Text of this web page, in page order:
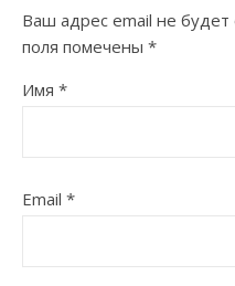
Ваш адрес email не будет
поля помечены *
Имя *
Email *